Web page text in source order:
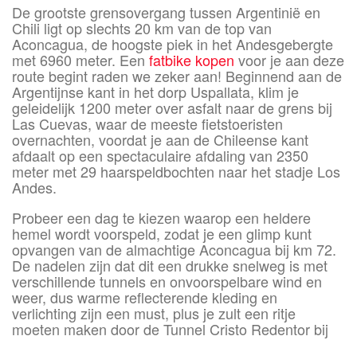
De grootste grensovergang tussen Argentinië en
Chili ligt op slechts 20 km van de top van
Aconcagua, de hoogste piek in het Andesgebergte
met 6960 meter. Een fatbike kopen voor je aan deze
route begint raden we zeker aan! Beginnend aan de
Argentijnse kant in het dorp Uspallata, klim je
geleidelijk 1200 meter over asfalt naar de grens bij
Las Cuevas, waar de meeste fietstoeristen
overnachten, voordat je aan de Chileense kant
afdaalt op een spectaculaire afdaling van 2350
meter met 29 haarspeldbochten naar het stadje Los
Andes.
Probeer een dag te kiezen waarop een heldere
hemel wordt voorspeld, zodat je een glimp kunt
opvangen van de almachtige Aconcagua bij km 72.
De nadelen zijn dat dit een drukke snelweg is met
verschillende tunnels en onvoorspelbare wind en
weer, dus warme reflecterende kleding en
verlichting zijn een must, plus je zult een ritje
moeten maken door de Tunnel Cristo Redentor bij